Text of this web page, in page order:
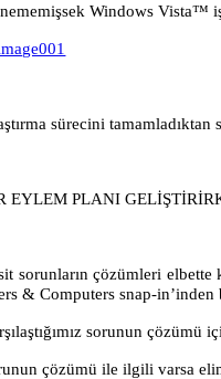
Windows Vista™
sürecini
EYLEM PLANI
sorunların çözümleri
& Computers snap-in’inden
sorunun çözümü
çözümü ile ilgili varsa